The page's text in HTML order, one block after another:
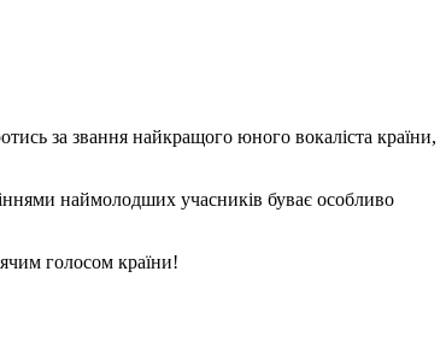
за звання найкращого юного вокаліста країни,
наймолодших учасників буває особливо
голосом країни!